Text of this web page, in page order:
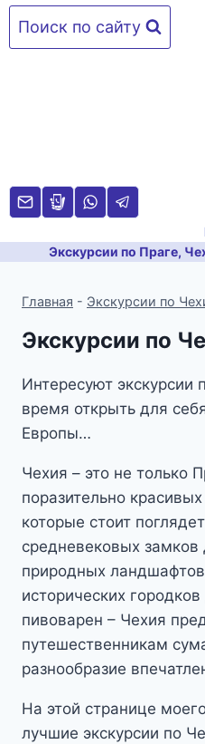
Перейти
Поиск по сайту
Экскурсии по Праге,
Главная - Экскурсии по
Экскурсии по
Интересуют экскурсии
время открыть для
Европы…
Чехия – это не только
поразительно
которые стоит
средневековых
природных
исторических
пивоварен – Чехия
путешественникам
разнообразие
На этой странице
лучшие экскурсии по